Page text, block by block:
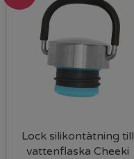
Lock silikontätning till
vattenflaska Cheeki